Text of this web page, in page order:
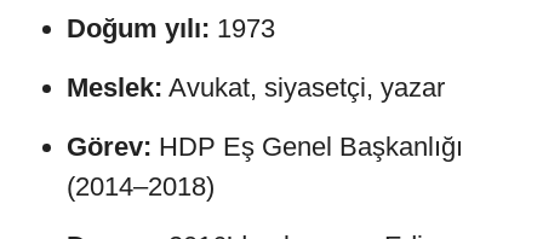
Doğum yılı: 1973
Meslek: Avukat, siyasetçi, yazar
Görev: HDP Eş Genel Başkanlığı
(2014–2018)